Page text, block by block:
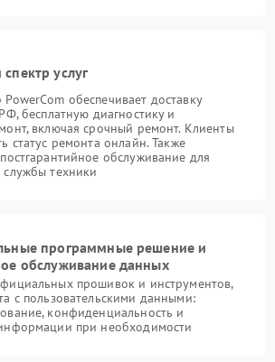
услуг
обеспечивает доставку
бесплатную диагностику и
включая срочный ремонт. Клиенты
статус ремонта онлайн. Также
обслуживание для
техники
программные решение и
обслуживание данных
прошивок и инструментов,
с пользовательскими данными:
конфиденциальность и
при необходимости